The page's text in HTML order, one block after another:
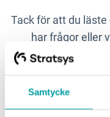
Samtycke
Tack för att du
har frågor eller
produkterna,